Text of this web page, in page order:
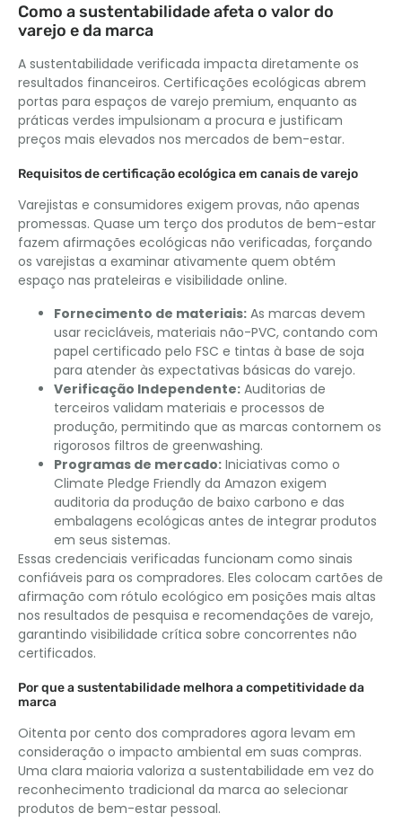
Como a sustentabilidade afeta o valor do
varejo e da marca
A sustentabilidade verificada impacta diretamente os
resultados financeiros. Certificações ecológicas abrem
portas para espaços de varejo premium, enquanto as
práticas verdes impulsionam a procura e justificam
preços mais elevados nos mercados de bem-estar.
Requisitos de certificação ecológica em canais de varejo
Varejistas e consumidores exigem provas, não apenas
promessas. Quase um terço dos produtos de bem-estar
fazem afirmações ecológicas não verificadas, forçando
os varejistas a examinar ativamente quem obtém
espaço nas prateleiras e visibilidade online.
Fornecimento de materiais: As marcas devem
usar recicláveis, materiais não-PVC, contando com
papel certificado pelo FSC e tintas à base de soja
para atender às expectativas básicas do varejo.
Verificação Independente: Auditorias de
terceiros validam materiais e processos de
produção, permitindo que as marcas contornem os
rigorosos filtros de greenwashing.
Programas de mercado: Iniciativas como o
Climate Pledge Friendly da Amazon exigem
auditoria da produção de baixo carbono e das
embalagens ecológicas antes de integrar produtos
em seus sistemas.
Essas credenciais verificadas funcionam como sinais
confiáveis ​​para os compradores. Eles colocam cartões de
afirmação com rótulo ecológico em posições mais altas
nos resultados de pesquisa e recomendações de varejo,
garantindo visibilidade crítica sobre concorrentes não
certificados.
Por que a sustentabilidade melhora a competitividade da
marca
Oitenta por cento dos compradores agora levam em
consideração o impacto ambiental em suas compras.
Uma clara maioria valoriza a sustentabilidade em vez do
reconhecimento tradicional da marca ao selecionar
produtos de bem-estar pessoal.